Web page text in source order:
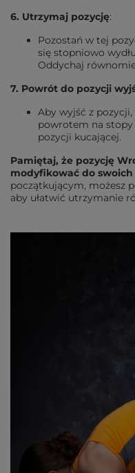
6. Utrzymaj pozycję:
Pozostań w tej
się stopniowo
Oddychaj
7. Powrót do pozycji
Aby wyjść z pozycji,
powrotem na stopy
pozycji kucającej.
Pamiętaj, że pozycję
modyfikować do
początkującym, możesz
aby ułatwić utrzymanie